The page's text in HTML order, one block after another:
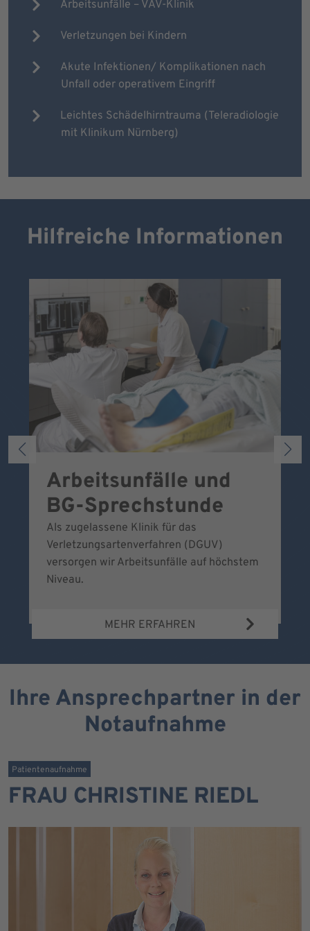
Arbeitsunfälle – VAV-Klinik
Verletzungen bei Kindern
Akute Infektionen/ Komplikationen nach
Unfall oder operativem Eingriff
Leichtes Schädelhirntrauma (Teleradiologie
mit Klinikum Nürnberg)
Hilfreiche Informationen
Arbeitsunfälle und
BG-Sprechstunde
Als zugelassene Klinik für das
Verletzungsartenverfahren (DGUV)
versorgen wir Arbeitsunfälle auf höchstem
Niveau.
MEHR ERFAHREN
Ihre Ansprechpartner in der
Notaufnahme
Patientenaufnahme
FRAU CHRISTINE RIEDL